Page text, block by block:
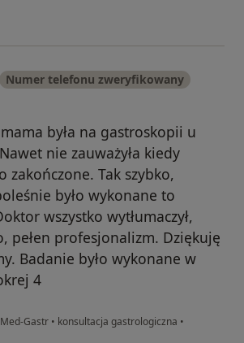
Numer telefonu zweryfikowany
była na gastroskopii u
nie zauważyła kiedy
zakończone. Tak szybko,
było wykonane to
wszystko wytłumaczył,
pełen profesjonalizm. Dziękuję
Badanie było wykonane w
4
Gastr • konsultacja gastrologiczna •